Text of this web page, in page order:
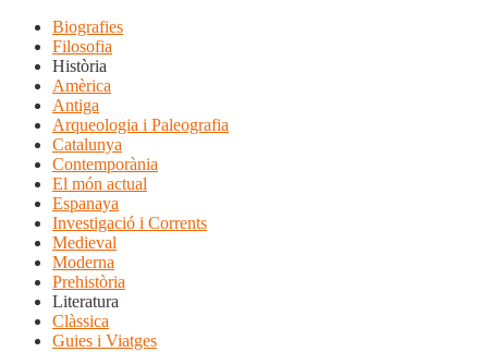
Biografies
Filosofia
Història
Amèrica
Antiga
Arqueologia i Paleografia
Catalunya
Contemporània
El món actual
Espanaya
Investigació i Corrents
Medieval
Moderna
Prehistòria
Literatura
Clàssica
Guies i Viatges